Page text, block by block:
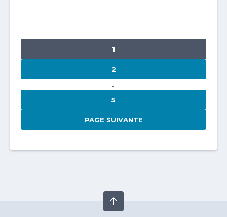
des
PAGE
1
PAGE
2
PAGE
5
PAGE SUIVANTE